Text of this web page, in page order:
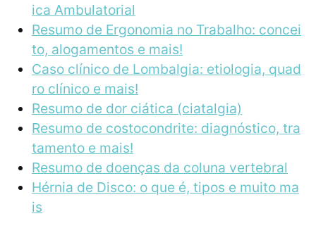
ica Ambulatorial
Resumo de Ergonomia no Trabalho: concei
to, alogamentos e mais!
Caso clínico de Lombalgia: etiologia, quad
ro clínico e mais!
Resumo de dor ciática (ciatalgia)
Resumo de costocondrite: diagnóstico, tra
tamento e mais!
Resumo de doenças da coluna vertebral
Hérnia de Disco: o que é, tipos e muito ma
is